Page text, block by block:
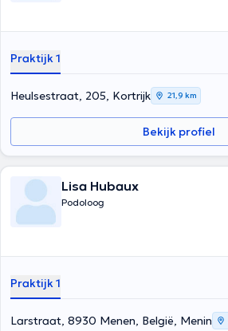
Praktijk 1
Heulsestraat, 205, Kortrijk 21,9 km
Bekijk profiel
Lisa Hubaux
Podoloog
Praktijk 1
Larstraat, 8930 Menen, België, Menin